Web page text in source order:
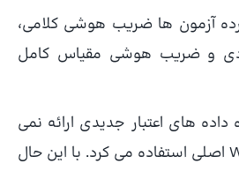
آزمون ها ضریب هوشی کلامی،
و ضریب هوشی مقیاس کامل
های اعتبار جدیدی ارائه نمی
داد و از داده های WAIS اصلی استفاده می کرد. با این حال